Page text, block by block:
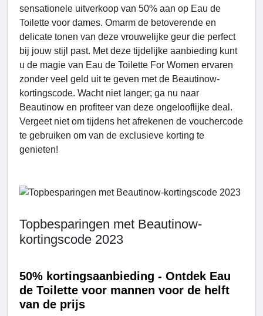
sensationele uitverkoop van 50% aan op Eau de
Toilette voor dames. Omarm de betoverende en
delicate tonen van deze vrouwelijke geur die perfect
bij jouw stijl past. Met deze tijdelijke aanbieding kunt
u de magie van Eau de Toilette For Women ervaren
zonder veel geld uit te geven met de Beautinow-
kortingscode. Wacht niet langer; ga nu naar
Beautinow en profiteer van deze ongelooflijke deal.
Vergeet niet om tijdens het afrekenen de vouchercode
te gebruiken om van de exclusieve korting te
genieten!
Topbesparingen met Beautinow-
kortingscode 2023
50% kortingsaanbieding - Ontdek Eau
de Toilette voor mannen voor de helft
van de prijs